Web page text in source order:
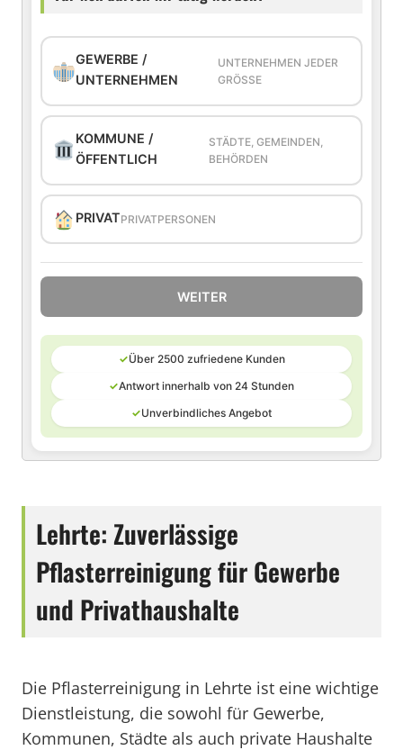
GEWERBE /
UNTERNEHMEN
UNTERNEHMEN JEDER
GRÖSSE
KOMMUNE /
ÖFFENTLICH
STÄDTE, GEMEINDEN,
BEHÖRDEN
PRIVATPRIVATPERSONEN
WEITER
✓Über 2500 zufriedene Kunden
✓Antwort innerhalb von 24 Stunden
✓Unverbindliches Angebot
Lehrte: Zuverlässige
Pflasterreinigung für Gewerbe
und Privathaushalte
Die Pflasterreinigung in Lehrte ist eine wichtige
Dienstleistung, die sowohl für Gewerbe,
Kommunen, Städte als auch private Haushalte